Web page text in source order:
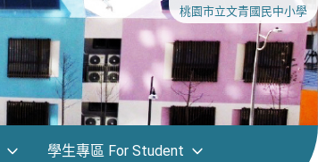
桃園市立文青國民中小學
學生專區 For Student